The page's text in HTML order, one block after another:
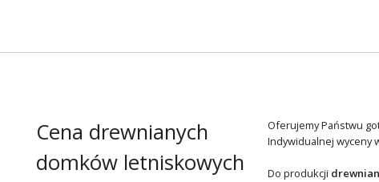
Cena drewnianych
domków letniskowych
Oferujemy Państwu
Indywidualnej wyceny
Do produkcji